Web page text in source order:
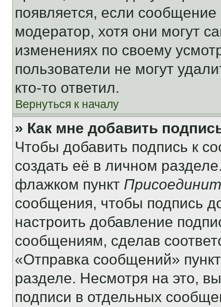
появляется, если
модератор, хотя они могут
изменениях по своему
пользователи не могут
кто-то ответил.
Вернуться к началу
» Как мне добавить
Чтобы добавить подпись к
создать её в личном
флажком пункт
сообщения, чтобы подпись
настроить добавление
сообщениям, сделав
«Отправка сообщений»
разделе. Несмотря на это,
подписи в отдельных